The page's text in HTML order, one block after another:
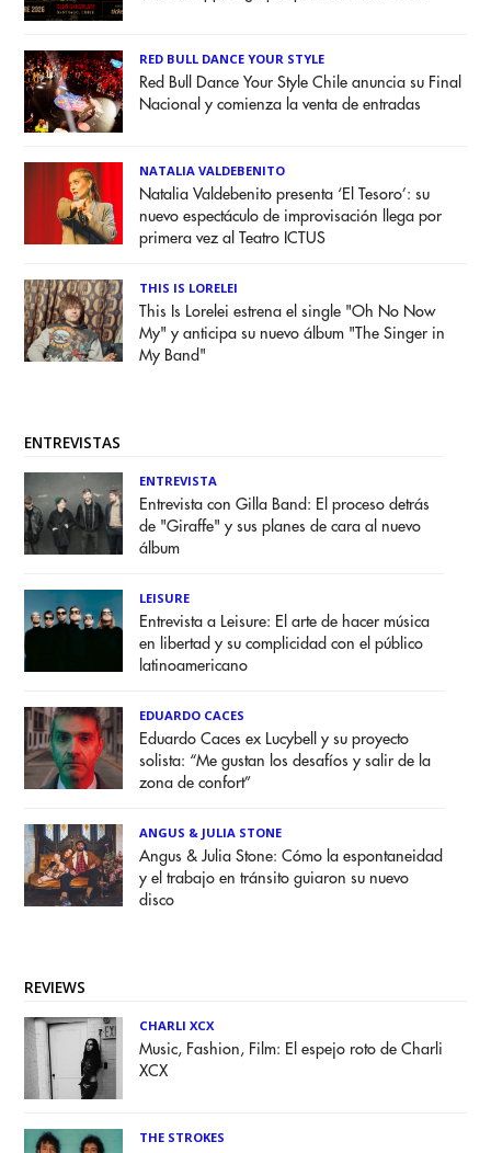
RED BULL DANCE YOUR STYLE
Red Bull Dance Your Style Chile anuncia su Final
Nacional y comienza la venta de entradas
NATALIA VALDEBENITO
Natalia Valdebenito presenta ‘El Tesoro’: su
nuevo espectáculo de improvisación llega por
primera vez al Teatro ICTUS
THIS IS LORELEI
This Is Lorelei estrena el single "Oh No Now
My" y anticipa su nuevo álbum "The Singer in
My Band"
ENTREVISTAS
ENTREVISTA
Entrevista con Gilla Band: El proceso detrás
de "Giraffe" y sus planes de cara al nuevo
álbum
LEISURE
Entrevista a Leisure: El arte de hacer música
en libertad y su complicidad con el público
latinoamericano
EDUARDO CACES
Eduardo Caces ex Lucybell y su proyecto
solista: “Me gustan los desafíos y salir de la
zona de confort”
ANGUS & JULIA STONE
Angus & Julia Stone: Cómo la espontaneidad
y el trabajo en tránsito guiaron su nuevo
disco
REVIEWS
CHARLI XCX
Music, Fashion, Film: El espejo roto de Charli
XCX
THE STROKES